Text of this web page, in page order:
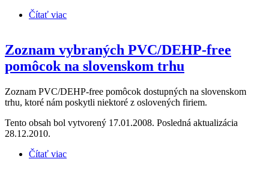
Čítať viac
Zoznam vybraných PVC/DEHP-free
pomôcok na slovenskom trhu
Zoznam PVC/DEHP-free pomôcok dostupných na slovenskom
trhu, ktoré nám poskytli niektoré z oslovených firiem.
Tento obsah bol vytvorený 17.01.2008. Posledná aktualizácia
28.12.2010.
Čítať viac